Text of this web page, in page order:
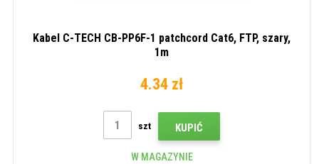
Kabel C-TECH CB-PP6F-1 patchcord Cat6, FTP, szary,
1m
4.34 zł
szt KUPIĆ
W MAGAZYNIE